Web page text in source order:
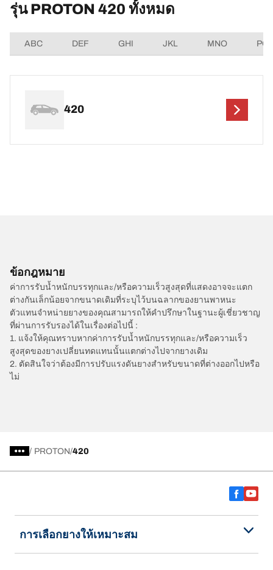
รุ่น PROTON 420 ทั้งหมด
ABC DEF GHI JKL MNO
420
ข้อกฎหมาย
ค่าการรับน้ำหนักบรรทุกและ/หรือความเร็วสูงสุดที่แสดงอาจจะแตก
ต่างกันเล็กน้อยจากขนาดเดิมที่ระบุไว้บนฉลากของยานพาหนะ
ตัวแทนจำหน่ายยางของคุณสามารถให้คำปรึกษาในฐานะผู้เชี่ยวชาญ
ที่ผ่านการรับรองได้ในเรื่องต่อไปนี้ :
1. แจ้งให้คุณทราบหากค่าการรับน้ำหนักบรรทุกและ/หรือความเร็ว
สูงสุดของยางเปลี่ยนทดแทนนั้นแตกต่างไปจากยางเดิม
2. ตัดสินใจว่าต้องมีการปรับแรงดันยางสำหรับขนาดที่ต่างออกไปหรือ
ไม่
/ PROTON 420
การเลือกยางให้เหมาะสม